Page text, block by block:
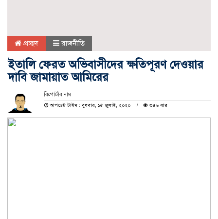
প্রচ্ছদ রাজনীতি
ইতালি ফেরত অভিবাসীদের ক্ষতিপূরণ দেওয়ার
দাবি জামায়াত আমিরের
রিপোর্টার নাম
আপডেট টাইম : বুধবার, ১৫ জুলাই, ২০২০
৩৪৬ বার